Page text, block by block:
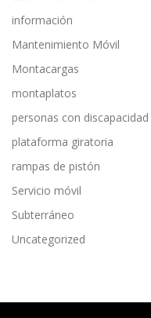
información
Mantenimiento Móvil
Montacargas
montaplatos
personas con discapacidad
plataforma giratoria
rampas de pistón
Servicio móvil
Subterráneo
Uncategorized